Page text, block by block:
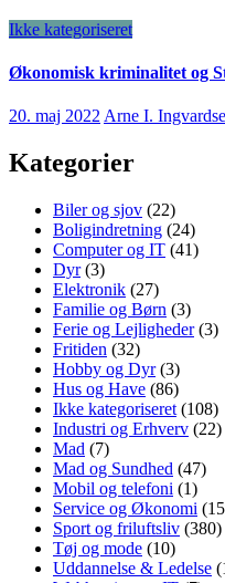
Ikke kategoriseret
Økonomisk kriminalitet og
20. maj 2022 Arne I.
Kategorier
Biler og sjov (22)
Boligindretning (24)
Computer og IT (41)
Dyr(3)
Elektronik (27)
Familie og Børn (3)
Ferie og Lejligheder(3)
Fritiden (32)
Hobby og Dyr(3)
Hus og Have (86)
Ikke kategoriseret (108)
Industri og Erhverv (22)
Mad (7)
Mad og Sundhed (47)
Mobil og telefoni (1)
Service og Økonomi
Sport og friluftsliv (380)
Tøj og mode (10)
Uddannelse & Ledelse